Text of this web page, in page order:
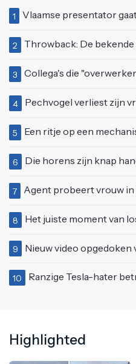
1 Vlaamse presentator gaat viraal door bizarre
2 Throwback: De bekende "Buurman, wat
3 Collega's die "overwerken"
4 Pechvogel verliest zijn vriendin
5 Een ritje op een mechanische
6 Die horens zijn knap
7 Agent probeert vrouw in LA te
8 Het juiste moment van
9 Nieuw video opgedoken van man die
10 Ranzige Tesla-hater betrapt die
Highlighted